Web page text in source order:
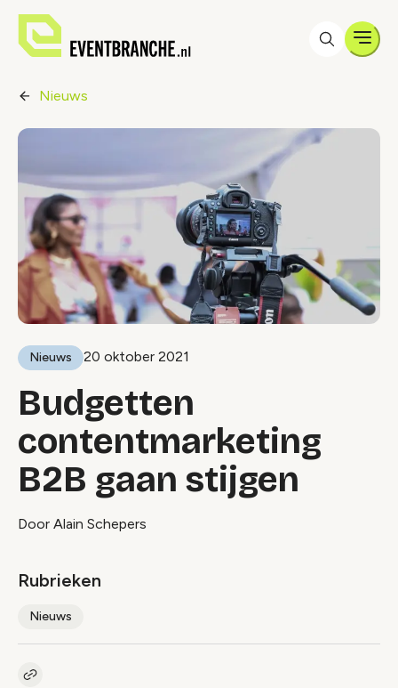
Nieuws
Nieuws 20 oktober 2021
Budgetten
contentmarketing
B2B gaan stijgen
Door Alain Schepers
Rubrieken
Nieuws
Kopieer link naar artikel